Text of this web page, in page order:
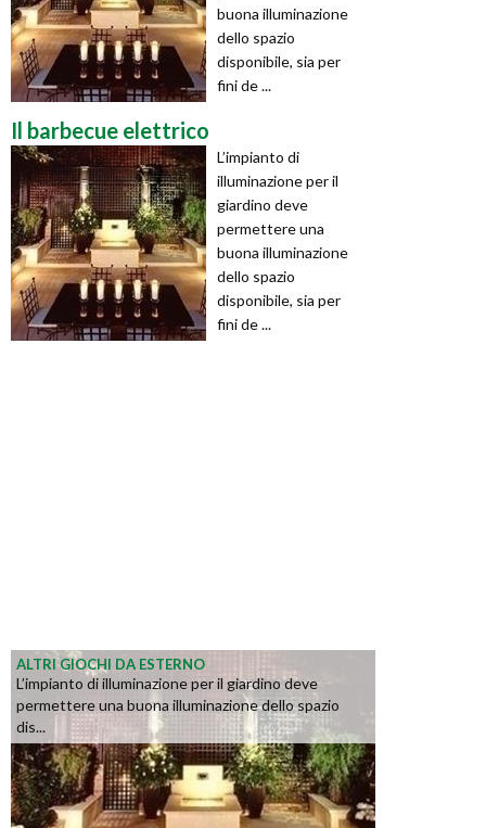
buona illuminazione
dello spazio
disponibile, sia per
fini de ...
Il barbecue elettrico
L’impianto di
illuminazione per il
giardino deve
permettere una
buona illuminazione
dello spazio
disponibile, sia per
fini de ...
ALTRI GIOCHI DA ESTERNO
L’impianto di illuminazione per il giardino deve
permettere una buona illuminazione dello spazio
dis...